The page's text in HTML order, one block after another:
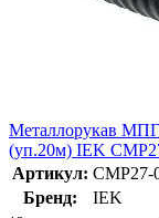
Металлорукав
(уп.20м) IEK
Артикул: CMP27-
Бренд:
IEK